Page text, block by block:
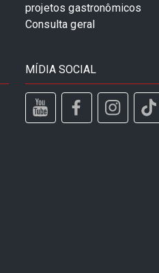
projetos gastronômicos
Consulta geral
MÍDIA SOCIAL